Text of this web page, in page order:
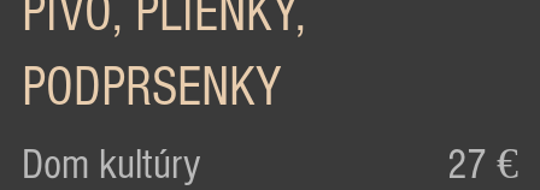
PIVO, PLIENKY,
PODPRSENKY
Dom kultúry 27 €